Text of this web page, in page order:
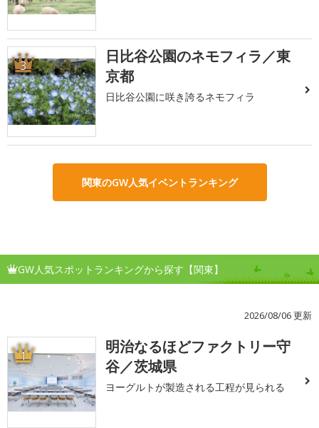
3
日比谷公園のネモフィラ／東
京都
日比谷公園に咲き誇るネモフィラ
関東のGW人気イベントランキング
GW人気スポットランキングから探す【関東】
2026/08/06 更新
1
明治なるほどファクトリー守
谷／茨城県
ヨーグルトが製造される工程が見られる